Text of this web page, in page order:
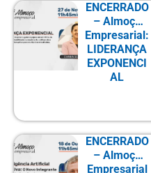
ENCERRADO
– Almoço
Empresarial:
LIDERANÇA
EXPONENCI
AL
ENCERRADO
– Almoço
Empresarial